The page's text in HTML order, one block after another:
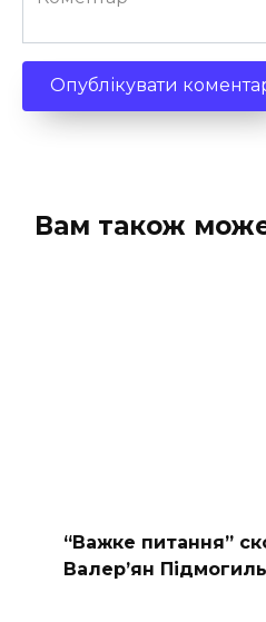
Вам також
“Важке питання”
Валер’ян